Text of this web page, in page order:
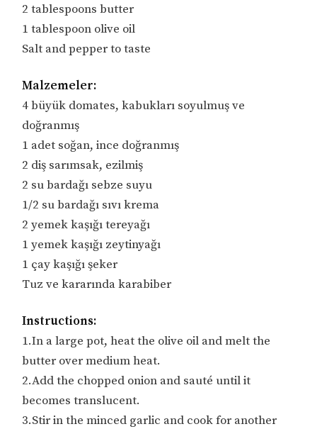
2 tablespoons butter
1 tablespoon olive oil
Salt and pepper to taste
Malzemeler:
4 büyük domates, kabukları soyulmuş ve
doğranmış
1 adet soğan, ince doğranmış
2 diş sarımsak, ezilmiş
2 su bardağı sebze suyu
1/2 su bardağı sıvı krema
2 yemek kaşığı tereyağı
1 yemek kaşığı zeytinyağı
1 çay kaşığı şeker
Tuz ve kararında karabiber
Instructions:
1.In a large pot, heat the olive oil and melt the
butter over medium heat.
2.Add the chopped onion and sauté until it
becomes translucent.
3.Stir in the minced garlic and cook for another